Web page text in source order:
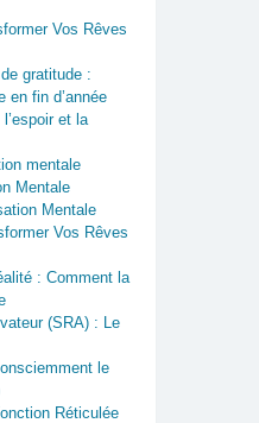
Vos Rêves
gratitude :
en fin d’année
et la
mentale
Mentale
Mentale
Vos Rêves
: Comment la
(SRA) : Le
le
Réticulée